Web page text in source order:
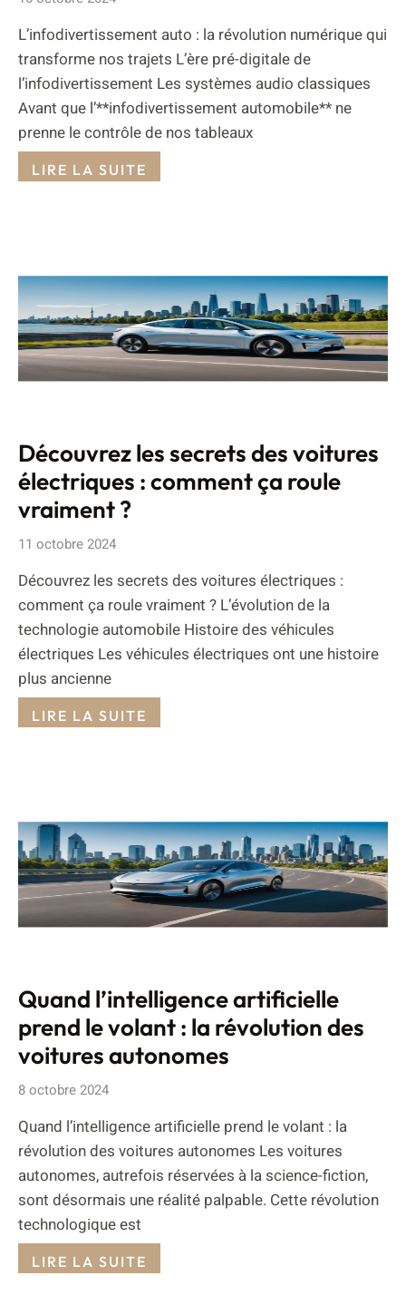
L’infodivertissement auto : la révolution numérique qui
transforme nos trajets L’ère pré-digitale de
l’infodivertissement Les systèmes audio classiques
Avant que l’**infodivertissement automobile** ne
prenne le contrôle de nos tableaux
LIRE LA SUITE
Découvrez les secrets des voitures
électriques : comment ça roule
vraiment ?
11 octobre 2024
Découvrez les secrets des voitures électriques :
comment ça roule vraiment ? L’évolution de la
technologie automobile Histoire des véhicules
électriques Les véhicules électriques ont une histoire
plus ancienne
LIRE LA SUITE
Quand l’intelligence artificielle
prend le volant : la révolution des
voitures autonomes
8 octobre 2024
Quand l’intelligence artificielle prend le volant : la
révolution des voitures autonomes Les voitures
autonomes, autrefois réservées à la science-fiction,
sont désormais une réalité palpable. Cette révolution
technologique est
LIRE LA SUITE